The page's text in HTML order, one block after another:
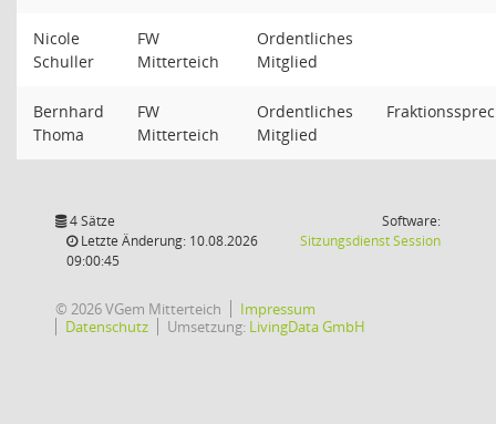
Nicole
Schuller
FW
Mitterteich
Ordentliches
Mitglied
Bernhard
Thoma
FW
Mitterteich
Ordentliches
Mitglied
4 Sätze
Letzte Änderung: 10.08.2026
09:00:45
Software:
SitzungsdienstSession(Wird in
© 2026 VGem Mitterteich
Impressum
Datenschutz
Umsetzung: LivingData GmbH